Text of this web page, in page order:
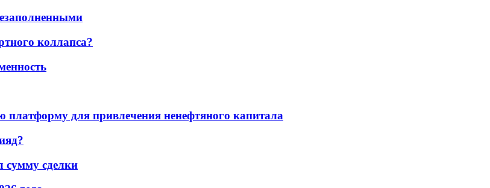
коллапса?
для привлечения ненефтяного капитала
сумму сделки